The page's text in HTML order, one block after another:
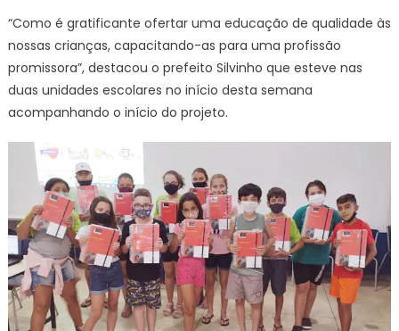
“Como é gratificante ofertar uma educação de qualidade às
nossas crianças, capacitando-as para uma profissão
promissora”, destacou o prefeito Silvinho que esteve nas
duas unidades escolares no início desta semana
acompanhando o início do projeto.